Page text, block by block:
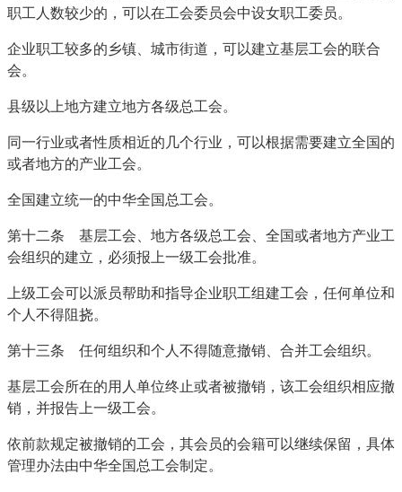
职工人数较少的，可以在工会委员会中设女职工委员。
企业职工较多的乡镇、城市街道，可以建立基层工会的联合
会。
县级以上地方建立地方各级总工会。
同一行业或者性质相近的几个行业，可以根据需要建立全国的
或者地方的产业工会。
全国建立统一的中华全国总工会。
第十二条 基层工会、地方各级总工会、全国或者地方产业工
会组织的建立，必须报上一级工会批准。
上级工会可以派员帮助和指导企业职工组建工会，任何单位和
个人不得阻挠。
第十三条 任何组织和个人不得随意撤销、合并工会组织。
基层工会所在的用人单位终止或者被撤销，该工会组织相应撤
销，并报告上一级工会。
依前款规定被撤销的工会，其会员的会籍可以继续保留，具体
管理办法由中华全国总工会制定。